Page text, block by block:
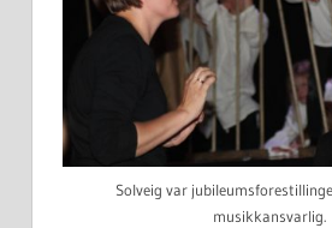
Solveig var
musikkansvarlig.